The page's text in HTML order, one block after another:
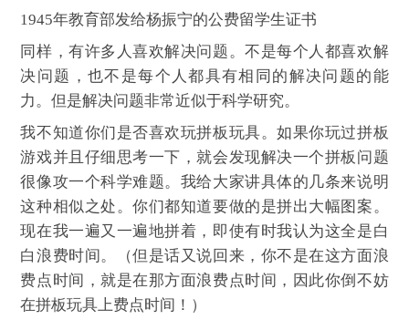
1945年教育部发给杨振宁的公费留学生证书
同样，有许多人喜欢解决问题。不是每个人都喜欢解
决问题，也不是每个人都具有相同的解决问题的能
力。但是解决问题非常近似于科学研究。
我不知道你们是否喜欢玩拼板玩具。如果你玩过拼板
游戏并且仔细思考一下，就会发现解决一个拼板问题
很像攻一个科学难题。我给大家讲具体的几条来说明
这种相似之处。你们都知道要做的是拼出大幅图案。
现在我一遍又一遍地拼着，即使有时我认为这全是白
白浪费时间。（但是话又说回来，你不是在这方面浪
费点时间，就是在那方面浪费点时间，因此你倒不妨
在拼板玩具上费点时间！）